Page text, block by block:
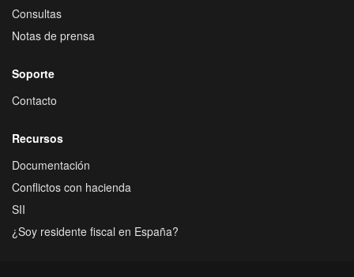
Consultas
Notas de prensa
Soporte
Contacto
Recursos
Documentación
Conflictos con hacienda
SII
¿Soy residente fiscal en España?